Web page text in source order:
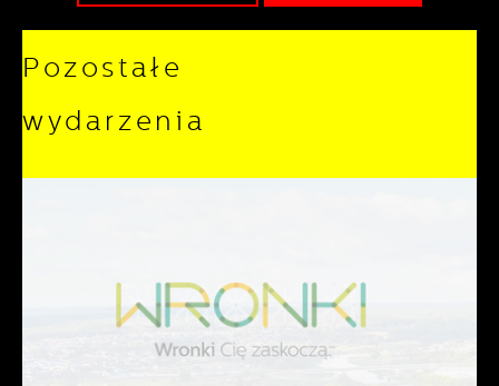
Pozostałe
wydarzenia